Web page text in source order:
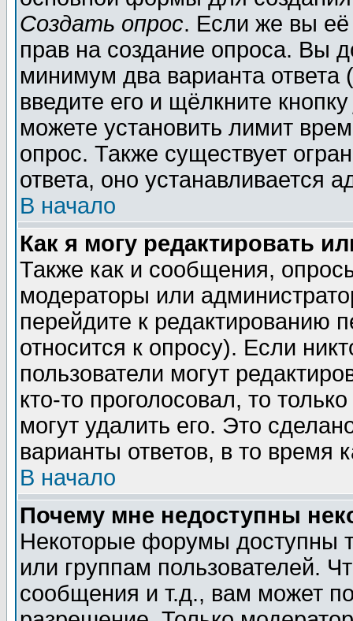
Создать опрос. Если же вы её
прав на создание опроса. Вы
минимум два варианта ответа
введите его и щёлкните
можете установить лимит
опрос. Также существует
ответа, оно устанавливается
В начало
Как я могу редактировать
Также как и сообщения,
модераторы или
перейдите к редактированию
относится к опросу). Если
пользователи могут
кто-то проголосовал, то
могут удалить его. Это
варианты ответов, в то время
В начало
Почему мне недоступны
Некоторые форумы доступны
или группам пользователей.
сообщения и т.д., вам может